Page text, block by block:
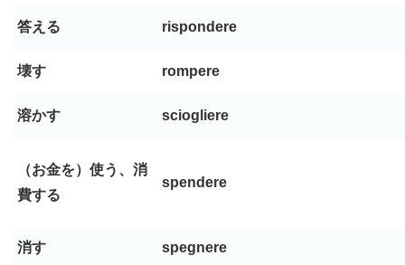
答える rispondere
壊す rompere
溶かす sciogliere
（お金を）使う、消
費する
spendere
消す spegnere